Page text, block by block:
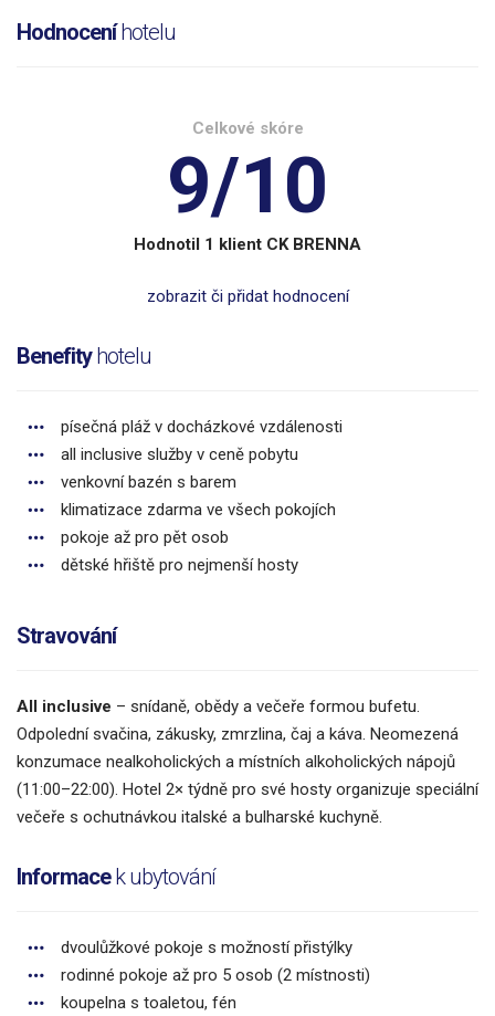
Hodnoceníhotelu
Celkové skóre
9/10
Hodnotil 1 klient CK BRENNA
zobrazit či přidat hodnocení
Benefityhotelu
písečná pláž v docházkové vzdálenosti
all inclusive služby v ceně pobytu
venkovní bazén s barem
klimatizace zdarma ve všech pokojích
pokoje až pro pět osob
dětské hřiště pro nejmenší hosty
Stravování
All inclusive – snídaně, obědy a večeře formou bufetu.
Odpolední svačina, zákusky, zmrzlina, čaj a káva. Neomezená
konzumace nealkoholických a místních alkoholických nápojů
(11:00–22:00). Hotel 2× týdně pro své hosty organizuje speciální
večeře s ochutnávkou italské a bulharské kuchyně.
Informacek ubytování
dvoulůžkové pokoje s možností přistýlky
rodinné pokoje až pro 5 osob (2 místnosti)
koupelna s toaletou, fén